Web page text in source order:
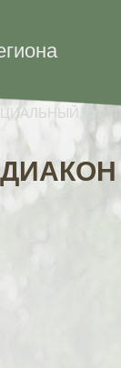
САЙТ